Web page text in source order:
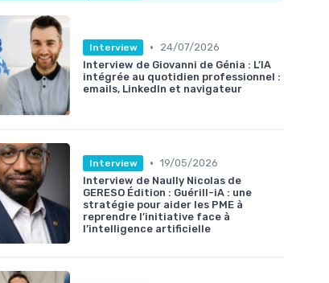
Interview •
24/07/2026
Interview de Giovanni de Génia : L’IA
intégrée au quotidien professionnel :
emails, LinkedIn et navigateur
Interview • 19/05/2026
Interview de Naully Nicolas de
GERESO Édition : Guérill-iA : une
stratégie pour aider les PME à
reprendre l’initiative face à
l’intelligence artificielle